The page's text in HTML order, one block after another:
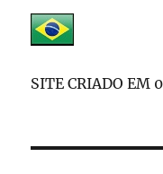
SITE CRIADO EM